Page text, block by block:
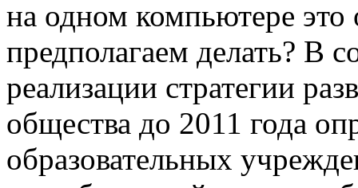
на одном компьютере это
предполагаем делать? В
реализации стратегии
общества до 2011 года
образовательных